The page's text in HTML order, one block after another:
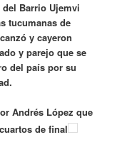
del Barrio Ujemvi
tucumanas de
y cayeron
y parejo que se
del país por su
Andrés López que
de final